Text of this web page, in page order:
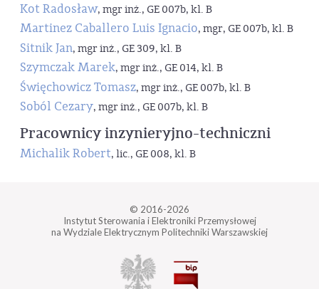
Kot Radosław, mgr inż., GE 007b, kl. B
Martinez Caballero Luis Ignacio, mgr, GE 007b, kl. B
Sitnik Jan, mgr inż., GE 309, kl. B
Szymczak Marek, mgr inż., GE 014, kl. B
Święchowicz Tomasz, mgr inż., GE 007b, kl. B
Soból Cezary, mgr inż., GE 007b, kl. B
Pracownicy inzynieryjno-techniczni
Michalik Robert, lic., GE 008, kl. B
© 2016-2026
Instytut Sterowania i Elektroniki Przemysłowej
na Wydziale Elektrycznym Politechniki Warszawskiej